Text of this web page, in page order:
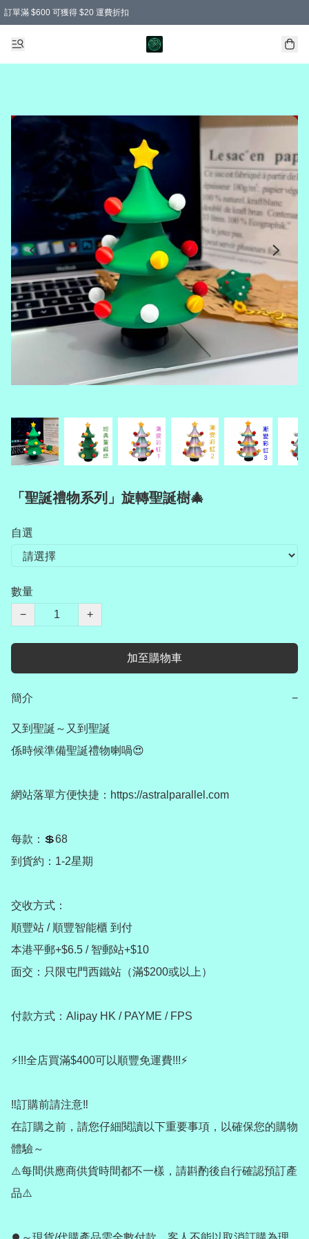
訂單滿 $600 可獲得 $20 運費折扣
「聖誕禮物系列」旋轉聖誕樹🎄
自選
數量
−
+
加至購物車
簡介 −
又到聖誕～又到聖誕
係時候準備聖誕禮物喇喎😍
網站落單方便快捷：https://astralparallel.com
每款：💲68
到貨約：1-2星期
交收方式：
順豐站 / 順豐智能櫃 到付
本港平郵+$6.5 / 智郵站+$10
面交：只限屯門西鐵站（滿$200或以上）
付款方式：Alipay HK / PAYME / FPS
⚡️!!!全店買滿$400可以順豐免運費!!!⚡️
‼️訂購前請注意‼️
在訂購之前，請您仔細閱讀以下重要事項，以確保您的購物
體驗～
⚠️每間供應商供貨時間都不一樣，請斟酌後自行確認預訂產
品⚠️